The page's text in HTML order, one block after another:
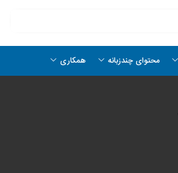
محتوای چندزبانه همکاری